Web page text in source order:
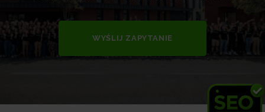
WYŚLIJ ZAPYTANIE